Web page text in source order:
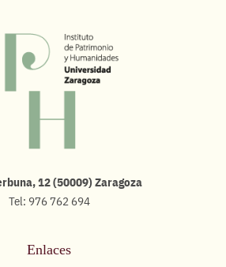
12 (50009) Zaragoza
Tel: 976 762 694
Enlaces